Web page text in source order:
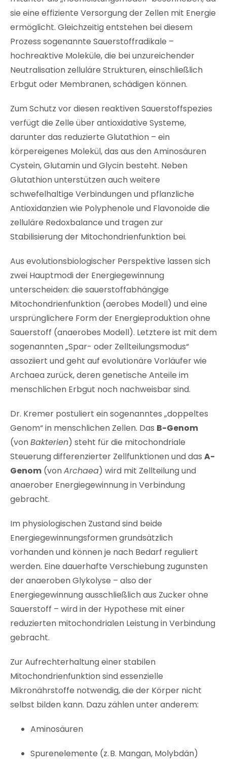
sie eine effiziente Versorgung der Zellen mit Energie
ermöglicht. Gleichzeitig entstehen bei diesem
Prozess sogenannte Sauerstoffradikale –
hochreaktive Moleküle, die bei unzureichender
Neutralisation zelluläre Strukturen, einschließlich
Erbgut oder Membranen, schädigen können.
Zum Schutz vor diesen reaktiven Sauerstoffspezies
verfügt die Zelle über antioxidative Systeme,
darunter das reduzierte Glutathion – ein
körpereigenes Molekül, das aus den Aminosäuren
Cystein, Glutamin und Glycin besteht. Neben
Glutathion unterstützen auch weitere
schwefelhaltige Verbindungen und pflanzliche
Antioxidanzien wie Polyphenole und Flavonoide die
zelluläre Redoxbalance und tragen zur
Stabilisierung der Mitochondrienfunktion bei.
Aus evolutionsbiologischer Perspektive lassen sich
zwei Hauptmodi der Energiegewinnung
unterscheiden: die sauerstoffabhängige
Mitochondrienfunktion (aerobes Modell) und eine
ursprünglichere Form der Energieproduktion ohne
Sauerstoff (anaerobes Modell). Letztere ist mit dem
sogenannten „Spar- oder Zellteilungsmodus“
assoziiert und geht auf evolutionäre Vorläufer wie
Archaea zurück, deren genetische Anteile im
menschlichen Erbgut noch nachweisbar sind.
Dr. Kremer postuliert ein sogenanntes „doppeltes
Genom“ in menschlichen Zellen. Das B-Genom
(vonBakterien) steht für die mitochondriale
Steuerung differenzierter Zellfunktionen und das A-
Genom(vonArchaea) wird mit Zellteilung und
anaerober Energiegewinnung in Verbindung
gebracht.
Im physiologischen Zustand sind beide
Energiegewinnungsformen grundsätzlich
vorhanden und können je nach Bedarf reguliert
werden. Eine dauerhafte Verschiebung zugunsten
der anaeroben Glykolyse – also der
Energiegewinnung ausschließlich aus Zucker ohne
Sauerstoff – wird in der Hypothese mit einer
reduzierten mitochondrialen Leistung in Verbindung
gebracht.
Zur Aufrechterhaltung einer stabilen
Mitochondrienfunktion sind essenzielle
Mikronährstoffe notwendig, die der Körper nicht
selbst bilden kann. Dazu zählen unter anderem:
Aminosäuren
Spurenelemente (z. B. Mangan, Molybdän)